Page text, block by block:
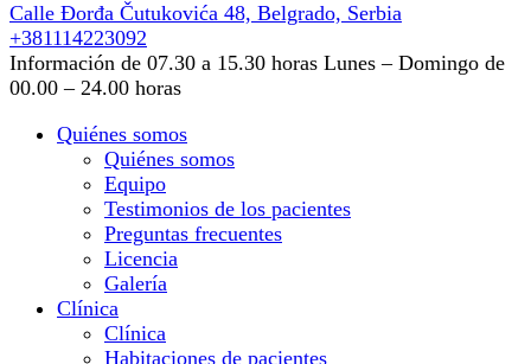
Calle Đorđa Čutukovića 48, Belgrado, Serbia
+381114223092
Información de 07.30 a 15.30 horas Lunes – Domingo de
00.00 – 24.00 horas
Quiénes somos
Quiénes somos
Equipo
Testimonios de los pacientes
Preguntas frecuentes
Licencia
Galería
Clínica
Clínica
Habitaciones de pacientes